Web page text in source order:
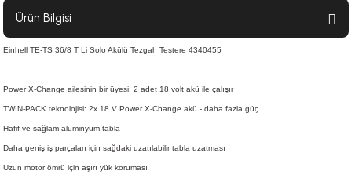
Ürün Bilgisi
Einhell TE-TS 36/8 T Li Solo Akülü Tezgah Testere 4340455
Power X-Change ailesinin bir üyesi. 2 adet 18 volt akü ile çalışır
TWIN-PACK teknolojisi: 2x 18 V Power X-Change akü - daha fazla güç
Hafif ve sağlam alüminyum tabla
Daha geniş iş parçaları için sağdaki uzatılabilir tabla uzatması
Uzun motor ömrü için aşırı yük koruması